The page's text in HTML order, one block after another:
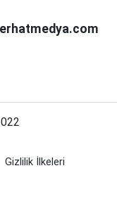
Gizlilik İlkeleri